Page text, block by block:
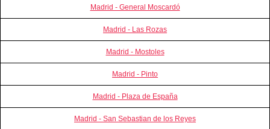
Madrid - General Moscardó
Madrid - Las Rozas
Madrid - Mostoles
Madrid - Pinto
Madrid - Plaza de España
Madrid - San Sebastian de los Reyes